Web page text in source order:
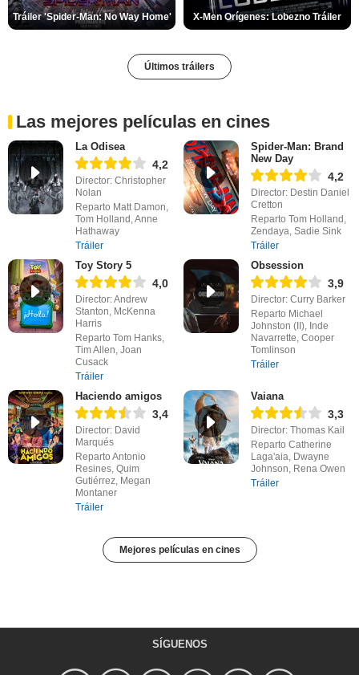
Tráiler 'Spider-Man: No Way Home' X-Men Orígenes: Lobezno Tráiler
Últimos tráilers
Las mejores películas en cines
La Odisea
4,2
Director: Christopher
Nolan
Reparto Matt Damon,
Tom Holland, Anne
Hathaway
Tráiler
Spider-Man: Brand
New Day
4,2
Director: Destin Daniel
Cretton
Reparto Tom Holland,
Zendaya, Sadie Sink
Tráiler
Toy Story 5
4,0
Director: Andrew
Stanton, McKenna
Harris
Reparto Tom Hanks,
Tim Allen, Joan
Cusack
Tráiler
Obsession
3,9
Director: Curry Barker
Reparto Michael
Johnston (II), Inde
Navarrette, Cooper
Tomlinson
Tráiler
Haciendo amigos
3,4
Director: David
Marqués
Reparto Antonio
Resines, Quim
Gutiérrez, Megan
Montaner
Tráiler
Vaiana
3,3
Director: Thomas Kail
Reparto Catherine
Laga'aia, Dwayne
Johnson, Rena Owen
Tráiler
Mejores películas en cines
SÍGUENOS